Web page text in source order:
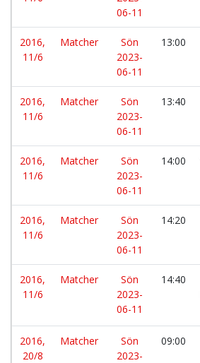
06-11
2016,
11/6
Matcher
Sön
2023-
06-11
13:00
2016,
11/6
Matcher
Sön
2023-
06-11
13:40
2016,
11/6
Matcher
Sön
2023-
06-11
14:00
2016,
11/6
Matcher
Sön
2023-
06-11
14:20
2016,
11/6
Matcher
Sön
2023-
06-11
14:40
2016,
20/8
Matcher
Sön
2023-
09:00